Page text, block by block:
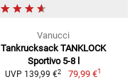
Vanucci
Tankrucksack TANKLOCK
Sportivo 5-8 l
UVP 139,99 €2 79,99 €1